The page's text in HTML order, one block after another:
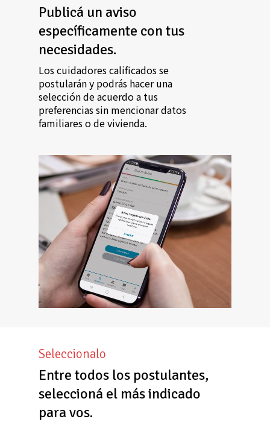
Publicá un aviso
específicamente con tus
necesidades.
Los cuidadores calificados se
postularán y podrás hacer una
selección de acuerdo a tus
preferencias sin mencionar datos
familiares o de vivienda.
Seleccionalo
Entre todos los postulantes,
seleccioná el más indicado
para vos.